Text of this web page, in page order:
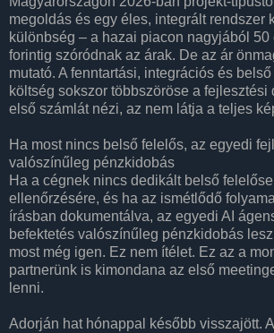
megoldás és egy éles, integrált rendszer
különbség – a hazai piacon nagyjából 50
forintig szóródnak az árak. De az ár
mutató. A fenntartási, integrációs és
költség sokszor többszöröse a fejlesztési
első számlát nézi, az nem látja a teljes
Ha most nincs belső felelős, az egyedi
valószínűleg pénzkidobás
Ha a cégnek nincs dedikált belső
ellenőrzésére, és ha az ismétlődő
írásban dokumentálva, az egyedi AI
befektetés valószínűleg pénzkidobás
most még igen. Ez nem ítélet. Ez az a
partnerünk is kimondana az első
lenni.
Adorján hat hónappal később visszajött.